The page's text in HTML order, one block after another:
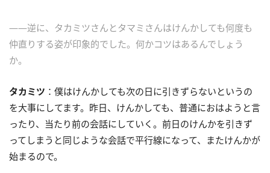
――逆に、タカミツさんとタマミさんはけんかしても何度も
仲直りする姿が印象的でした。何かコツはあるんでしょう
か。
タカミツ ：僕はけんかしても次の日に引きずらないというの
を大事にしてます。昨日、けんかしても、普通におはようと言
ったり、当たり前の会話にしていく。前日のけんかを引きず
ってしまうと同じような会話で平行線になって、またけんかが
始まるので。